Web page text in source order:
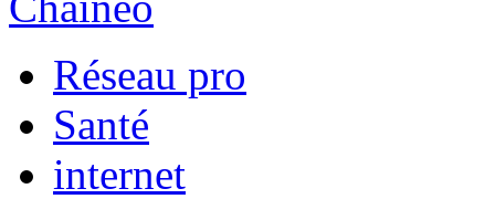
Réseau pro
Santé
internet